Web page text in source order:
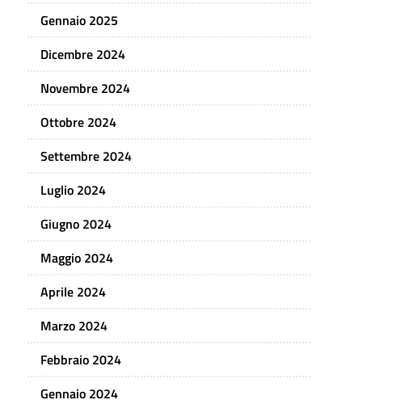
Gennaio 2025
Dicembre 2024
Novembre 2024
Ottobre 2024
Settembre 2024
Luglio 2024
Giugno 2024
Maggio 2024
Aprile 2024
Marzo 2024
Febbraio 2024
Gennaio 2024